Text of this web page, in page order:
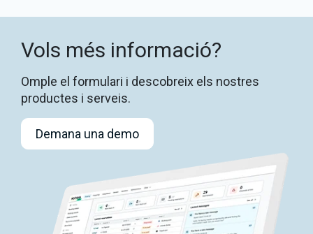
Vols més informació?
Omple el formulari i descobreix els nostres
productes i serveis.
Demana una demo